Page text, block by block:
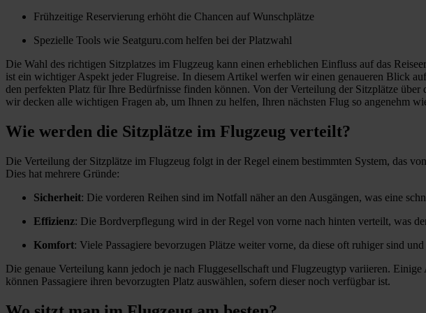
Frühzeitige Reservierung erhöht die Chancen auf Wunschplätze
Spezielle Tools wie Seatguru.com helfen bei der Platzwahl
Die Wahl des richtigen Sitzplatzes im Flugzeug kann einen erheblichen Einfluss auf das
ist ein wichtiger Aspekt jeder Flugreise. In diesem Artikel werfen wir einen genaueren Blick
den perfekten Platz für Ihre Bedürfnisse finden können. Von der Verteilung der Sitzplätze
wir decken alle wichtigen Fragen ab, um Ihnen zu helfen, Ihren nächsten Flug so angenehm
Wie werden die Sitzplätze im Flugzeug verteilt?
Die Verteilung der Sitzplätze im Flugzeug folgt in der Regel einem bestimmten System, das
Dies hat mehrere Gründe:
Sicherheit: Die vorderen Reihen sind im Notfall näher an den Ausgängen, was eine
Effizienz: Die Bordverpflegung wird in der Regel von vorne nach hinten verteilt, was
Komfort: Viele Passagiere bevorzugen Plätze weiter vorne, da diese oft ruhiger sind
Die genaue Verteilung kann jedoch je nach Fluggesellschaft und Flugzeugtyp variieren.
können Passagiere ihren bevorzugten Platz auswählen, sofern dieser noch verfügbar ist.